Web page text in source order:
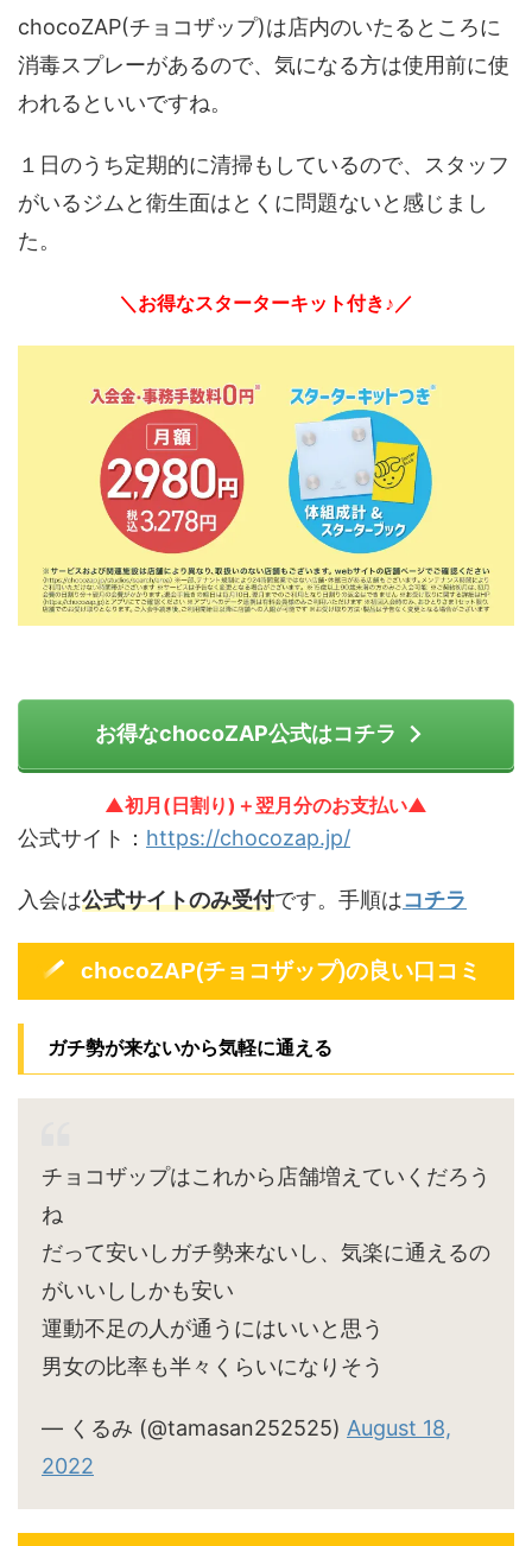
chocoZAP(チョコザップ)は店内のいたるところに
消毒スプレーがあるので、気になる方は使用前に使
われるといいですね。
１日のうち定期的に清掃もしているので、スタッフ
がいるジムと衛生面はとくに問題ないと感じまし
た。
＼お得なスターターキット付き♪／
お得なchocoZAP公式はコチラ
▲初月(日割り)＋翌月分のお支払い▲
公式サイト： https://chocozap.jp/
入会は公式サイトのみ受付です。手順はコチラ
chocoZAP(チョコザップ)の良い口コミ
ガチ勢が来ないから気軽に通える
チョコザップはこれから店舗増えていくだろう
ね
だって安いしガチ勢来ないし、気楽に通えるの
がいいししかも安い
運動不足の人が通うにはいいと思う
男女の比率も半々くらいになりそう
— くるみ (@tamasan252525) August 18,
2022